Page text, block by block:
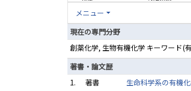
メニュー
現在の専門分野
創薬化学, 生物有機化学 キーワード(
著書・論文歴
1.
著書
生命科学系の有機